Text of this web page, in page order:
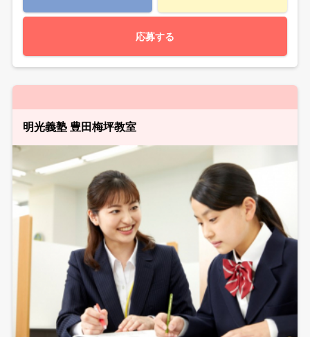
応募する
明光義塾 豊田梅坪教室